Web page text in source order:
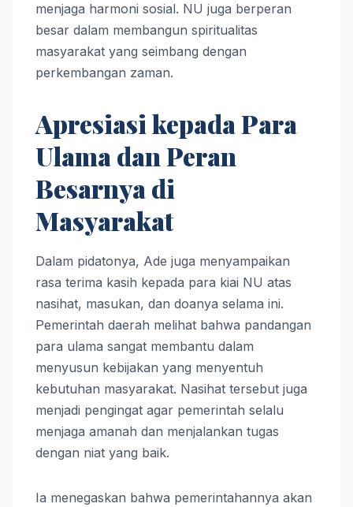
menjaga harmoni sosial. NU juga berperan
besar dalam membangun spiritualitas
masyarakat yang seimbang dengan
perkembangan zaman.
Apresiasi kepada Para
Ulama dan Peran
Besarnya di
Masyarakat
Dalam pidatonya, Ade juga menyampaikan
rasa terima kasih kepada para kiai NU atas
nasihat, masukan, dan doanya selama ini.
Pemerintah daerah melihat bahwa pandangan
para ulama sangat membantu dalam
menyusun kebijakan yang menyentuh
kebutuhan masyarakat. Nasihat tersebut juga
menjadi pengingat agar pemerintah selalu
menjaga amanah dan menjalankan tugas
dengan niat yang baik.
Ia menegaskan bahwa pemerintahannya akan